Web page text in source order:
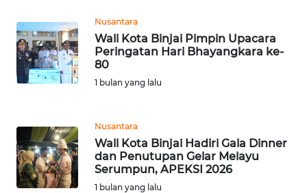
Nusantara
Wali Kota Binjai Pimpin Upacara
Peringatan Hari Bhayangkara ke-
80
1 bulan yang lalu
Nusantara
Wali Kota Binjai Hadiri Gala Dinner
dan Penutupan Gelar Melayu
Serumpun, APEKSI 2026
1 bulan yang lalu
NTB
WN
SULTENG
SULBAR
WN
BABEL